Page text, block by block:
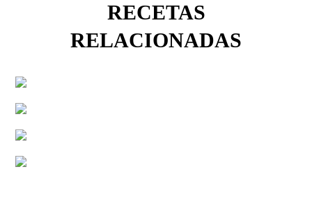
RECETAS
RELACIONADAS